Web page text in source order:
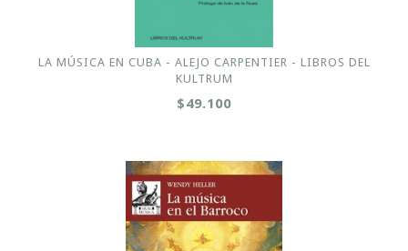
LA MÚSICA EN CUBA - ALEJO CARPENTIER - LIBROS DEL
KULTRUM
$49.100